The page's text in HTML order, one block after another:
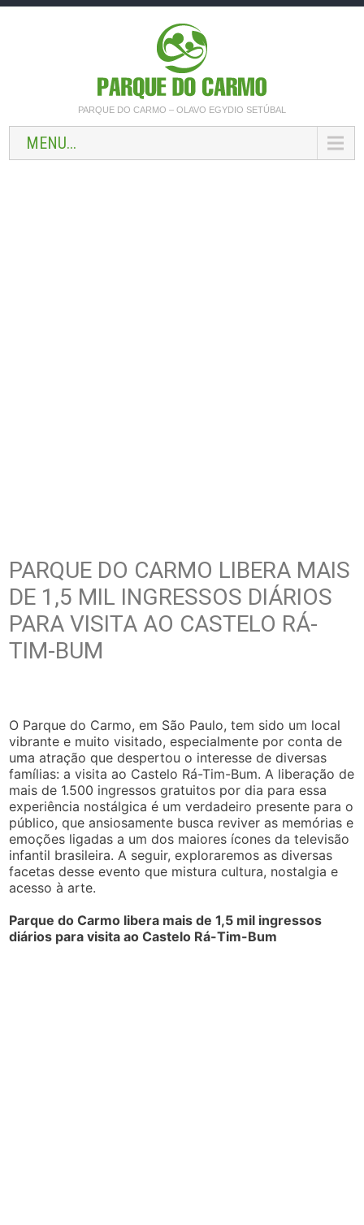
PARQUE DO CARMO – OLAVO EGYDIO SETÚBAL
MENU...
PARQUE DO CARMO LIBERA MAIS
DE 1,5 MIL INGRESSOS DIÁRIOS
PARA VISITA AO CASTELO RÁ-
TIM-BUM
O Parque do Carmo, em São Paulo, tem sido um local
vibrante e muito visitado, especialmente por conta de
uma atração que despertou o interesse de diversas
famílias: a visita ao Castelo Rá-Tim-Bum. A liberação de
mais de 1.500 ingressos gratuitos por dia para essa
experiência nostálgica é um verdadeiro presente para o
público, que ansiosamente busca reviver as memórias e
emoções ligadas a um dos maiores ícones da televisão
infantil brasileira. A seguir, exploraremos as diversas
facetas desse evento que mistura cultura, nostalgia e
acesso à arte.
Parque do Carmo libera mais de 1,5 mil ingressos
diários para visita ao Castelo Rá-Tim-Bum